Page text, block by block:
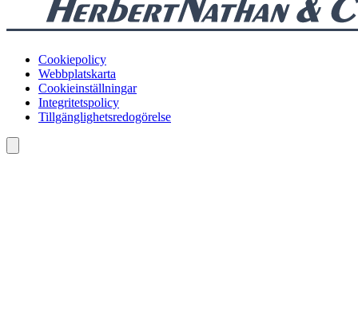
Cookiepolicy
Webbplatskarta
Cookieinställningar
Integritetspolicy
Tillgänglighetsredogörelse